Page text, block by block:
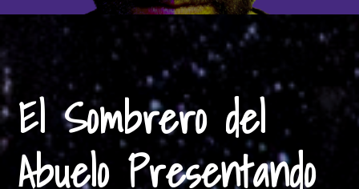
El Sombrero del
Abuelo Presentando